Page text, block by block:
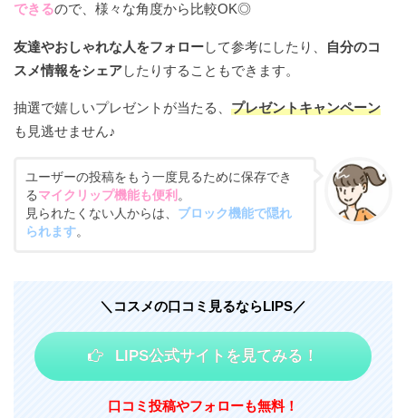
できるので、様々な角度から比較OK◎
友達やおしゃれな人をフォローして参考にしたり、
自分のコ
スメ情報をシェアしたりすることもできます。
抽選で嬉しいプレゼントが当たる、プレゼントキャンペーン
も見逃せません♪
ユーザーの投稿をもう一度見るために保存でき
る マイクリップ機能も便利 。
見られたくない人からは、 ブロック機能で隠れ
られます。
＼コスメの口コミ見るならLIPS／
LIPS公式サイトを見てみる！
口コミ投稿やフォローも無料！